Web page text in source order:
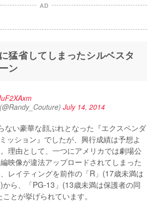
AD
猛省してしまったシルベスタ
ン
July 14, 2014
ない豪華な顔ぶれとなった『エクスペンダ
ッション』でしたが、興行成績は予想よ
理由として、一つにアメリカでは劇場公
映像が違法アップロードされてしまった
レイティングを前作の「R」(17歳未満は
から、「PG-13」(13歳未満は保護者の同
とが挙げられています。